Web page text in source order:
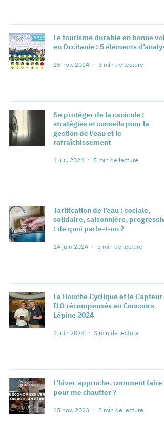
Le tourisme durable en bonne voie
en Occitanie : 5 éléments
25 nov. 2024 5 min de lecture
Se protéger de la canicule :
stratégies et conseils pour la
gestion de l’eau et le
rafraîchissement
1 juil. 2024 5 min de lecture
Tarification de l’eau : sociale,
solidaire, saisonnière,
: de quoi parle-t-on ?
14 juin 2024 5 min de lecture
La Douche Cyclique et le Capteur
ILO récompensés au Concours
Lépine 2024
1 juin 2024 3 min de lecture
L’hiver approche, comment faire
pour me chauffer ?
15 nov. 2023 3 min de lecture